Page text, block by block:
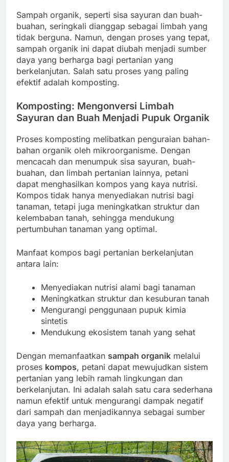
Sampah organik, seperti sisa sayuran dan buah-
buahan, seringkali dianggap sebagai limbah yang
tidak berguna. Namun, dengan proses yang tepat,
sampah organik ini dapat diubah menjadi sumber
daya yang berharga bagi pertanian yang
berkelanjutan. Salah satu proses yang paling
efektif adalah komposting.
Komposting: Mengonversi Limbah
Sayuran dan Buah Menjadi Pupuk Organik
Proses komposting melibatkan penguraian bahan-
bahan organik oleh mikroorganisme. Dengan
mencacah dan menumpuk sisa sayuran, buah-
buahan, dan limbah pertanian lainnya, petani
dapat menghasilkan kompos yang kaya nutrisi.
Kompos tidak hanya menyediakan nutrisi bagi
tanaman, tetapi juga meningkatkan struktur dan
kelembaban tanah, sehingga mendukung
pertumbuhan tanaman yang optimal.
Manfaat kompos bagi pertanian berkelanjutan
antara lain:
Menyediakan nutrisi alami bagi tanaman
Meningkatkan struktur dan kesuburan tanah
Mengurangi penggunaan pupuk kimia
sintetis
Mendukung ekosistem tanah yang sehat
Dengan memanfaatkan sampah organik melalui
proses kompos, petani dapat mewujudkan sistem
pertanian yang lebih ramah lingkungan dan
berkelanjutan. Ini adalah salah satu cara sederhana
namun efektif untuk mengurangi dampak negatif
dari sampah dan menjadikannya sebagai sumber
daya yang berharga.